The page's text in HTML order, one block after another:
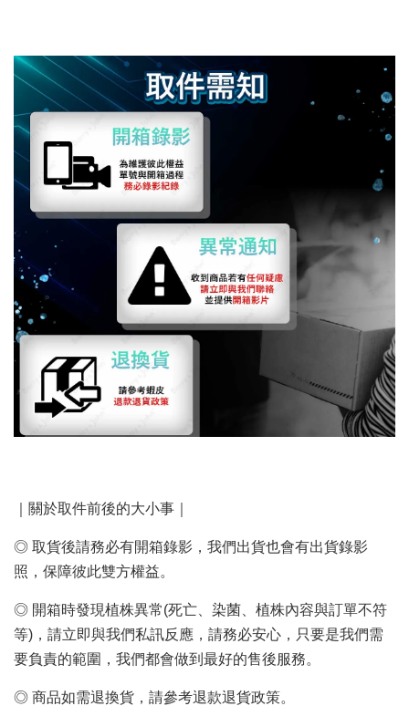
｜關於取件前後的大小事｜
◎ 取貨後請務必有開箱錄影，我們出貨也會有出貨錄影
照，保障彼此雙方權益。
◎ 開箱時發現植株異常(死亡、染菌、植株內容與訂單不符
等)，請立即與我們私訊反應，請務必安心，只要是我們需
要負責的範圍，我們都會做到最好的售後服務。
◎ 商品如需退換貨，請參考退款退貨政策。